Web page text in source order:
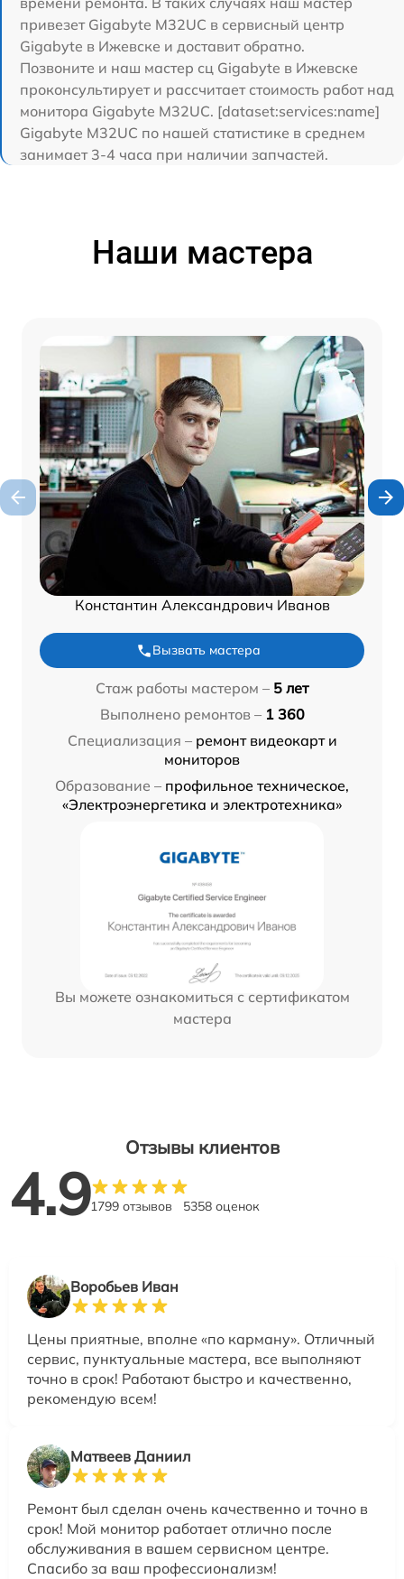
привезет Gigabyte M32UC в сервисный центр
Gigabyte в Ижевске и доставит обратно.
Позвоните и наш мастер сц Gigabyte в Ижевске
проконсультирует и рассчитает стоимость работ над
монитора Gigabyte M32UC. [dataset:services:name]
Gigabyte M32UC по нашей статистике в среднем
занимает 3-4 часа при наличии запчастей.
Наши мастера
Константин Александрович Иванов
Вызвать мастера
Стаж работы мастером – 5 лет
Выполнено ремонтов – 1 360
Специализация – ремонт видеокарт и
мониторов
Образование – профильное техническое,
«Электроэнергетика и электротехника»
Вы можете ознакомиться с сертификатом
мастера
Отзывы клиентов
4.91799 отзывов 5358 оценок
Воробьев Иван
Цены приятные, вполне «по карману». Отличный
сервис, пунктуальные мастера, все выполняют
точно в срок! Работают быстро и качественно,
рекомендую всем!
Матвеев Даниил
Ремонт был сделан очень качественно и точно в
срок! Мой монитор работает отлично после
обслуживания в вашем сервисном центре.
Спасибо за ваш профессионализм!